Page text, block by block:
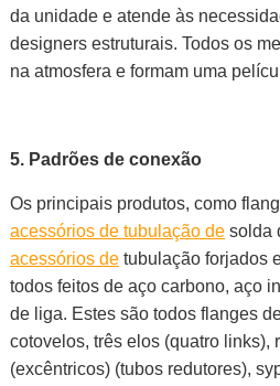
da unidade e atende às
designers estruturais. Todos os
na atmosfera e formam uma
5. Padrões de conexão
Os principais produtos, como
acessórios de tubulação desolda
acessórios detubulação forjados
todos feitos de aço carbono, aço
de liga. Estes são todos flanges
cotovelos, três elos (quatro links),
(excêntricos) (tubos redutores),